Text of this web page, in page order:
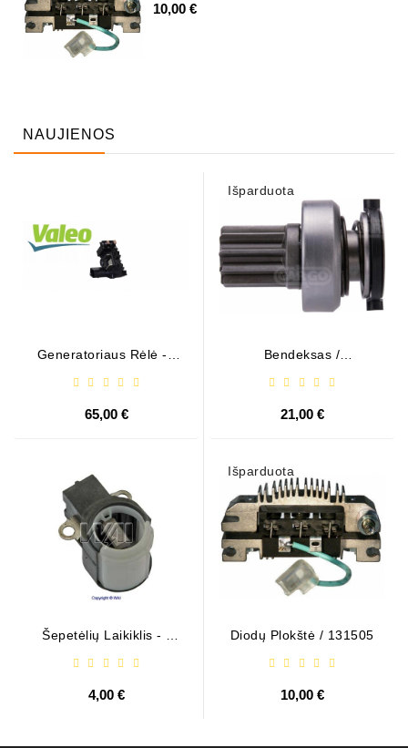
10,00 €
NAUJIENOS
Generatoriaus Rėlė - /
65,00 €
Šepetėlių Laikiklis - /
4,00 €
Išparduota
Bendeksas /
21,00 €
Išparduota
Diodų Plokštė / 131505
10,00 €